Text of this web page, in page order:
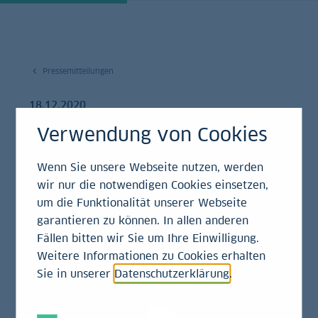
Pressemitteilungen
18.12.2020
LBBW Region Ost
spendet 2.500 Euro an
Hospiz- und
Palliativdienst in
Chemnitz
Verwendung von Cookies
Wenn Sie unsere Webseite nutzen, werden
wir nur die notwendigen Cookies einsetzen,
um die Funktionalität unserer Webseite
garantieren zu können. In allen anderen
Fällen bitten wir Sie um Ihre Einwilligung.
Weitere Informationen zu Cookies erhalten
Sie in unserer Datenschutzerklärung.